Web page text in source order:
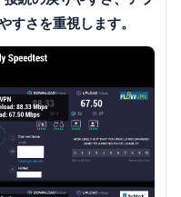
すさを重視します。